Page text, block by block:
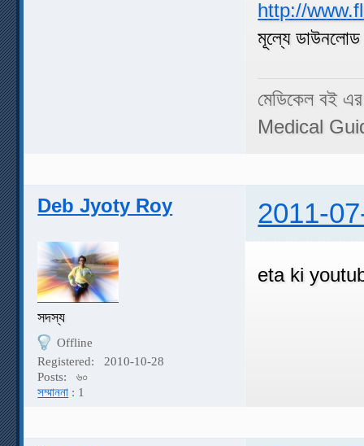
http://
মূল্যে
মেডিকেল বই
Medical
Deb Jyoty Roy 2011-
সদস্য
Offline
Registered:
2010-10-28
Posts:
৬০
সম্মাননা : 1
eta ki